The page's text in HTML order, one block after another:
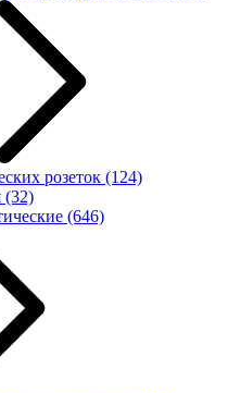
розеток (124)
(32)
(646)